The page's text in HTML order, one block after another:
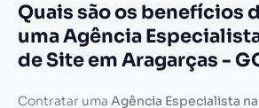
Quais são os benefícios
uma Agência
de Site em Aragarças -
Contratar uma Agência Especialista